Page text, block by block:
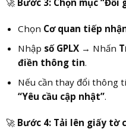
Chọn Cơ quan tiếp
Nhập số GPLX→ Nhấn
điền thông tin.
Nếu cần thay đổi thông
“Yêu cầu cập nhật”.
🚀 Bước 4: Tải lên giấy tờ